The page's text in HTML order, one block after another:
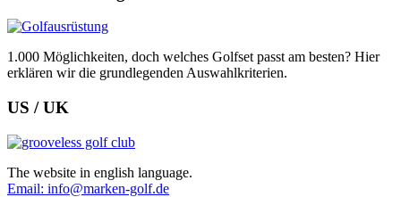
1.000 Möglichkeiten, doch welches Golfset passt am besten? Hier
erklären wir die grundlegenden Auswahlkriterien.
US / UK
The website in english language.
Email: info@marken-golf.de